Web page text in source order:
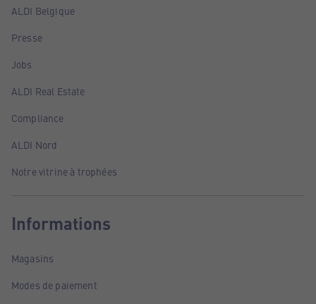
ALDI Belgique
Presse
Jobs
ALDI Real Estate
Compliance
ALDI Nord
Notre vitrine à trophées
Informations
Magasins
Modes de paiement